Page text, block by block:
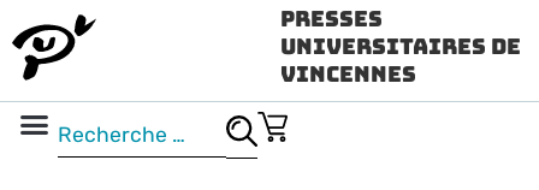
Presses
Universitaires de
Vincennes